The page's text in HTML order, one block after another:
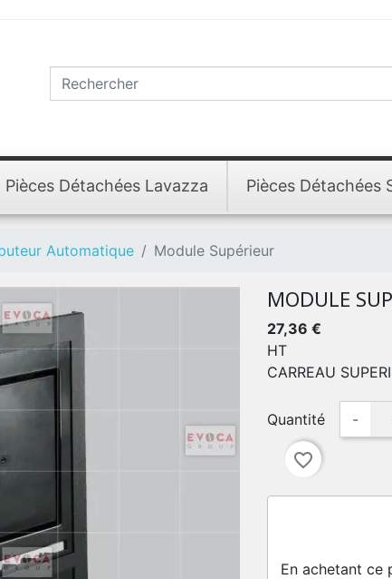
Pièces Détachées Lavazza Pièces Détachées
Automatique Module Supérieur
MODULE
27,36 €
HT
CARREAU
Quantité -
favorite_border
En achetant ce